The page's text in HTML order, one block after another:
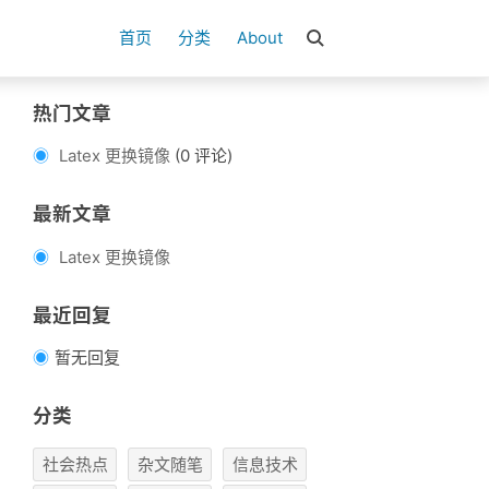
首页 分类 About
热门文章
Latex 更换镜像 (0 评论)
最新文章
Latex 更换镜像
最近回复
暂无回复
分类
社会热点 杂文随笔 信息技术